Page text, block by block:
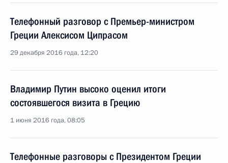
Телефонный разговор с Премьер-министром
Греции Алексисом Ципрасом
29 декабря 2016 года, 12:20
Владимир Путин высоко оценил итоги
состоявшегося визита в Грецию
1 июня 2016 года, 08:05
Телефонные разговоры с Президентом Греции